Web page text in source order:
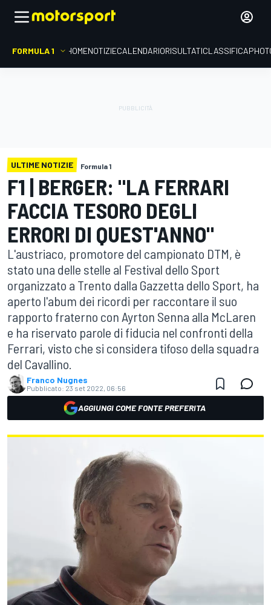
FORMULA 1 HOMENOTIZIECALENDARIORISULTATICLASSIFICA
ULTIME NOTIZIE Formula 1
F1 | BERGER: "LA FERRARI
FACCIA TESORO DEGLI
ERRORI DI QUEST'ANNO"
L'austriaco, promotore del campionato DTM, è
stato una delle stelle al Festival dello Sport
organizzato a Trento dalla Gazzetta dello Sport, ha
aperto l'abum dei ricordi per raccontare il suo
rapporto fraterno con Ayrton Senna alla McLaren
e ha riservato parole di fiducia nel confronti della
Ferrari, visto che si considera tifoso della squadra
del Cavallino.
Franco Nugnes
Pubblicato: 23 set 2022, 06:56
AGGIUNGI COME FONTE PREFERITA